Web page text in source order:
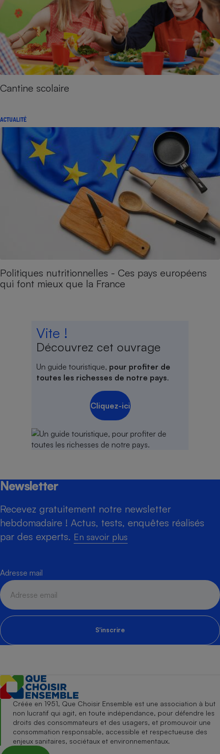
Cantine scolaire
ACTUALITÉ
Politiques nutritionnelles - Ces pays européens
qui font mieux que la France
Vite !
Découvrez cet ouvrage
Un guide touristique, pour profiter de
toutes les richesses de notre pays.
Cliquez-ici
Newsletter
Recevez gratuitement notre newsletter
hebdomadaire ! Actus, tests, enquêtes réalisés
par des experts. En savoir plus
Adresse mail
S'inscrire
Créée en 1951, Que Choisir Ensemble est une association à but
non lucratif qui agit, en toute indépendance, pour défendre les
droits des consommateurs et des usagers, et promouvoir une
consommation responsable, accessible et respectueuse des
enjeux sanitaires, sociétaux et environnementaux.